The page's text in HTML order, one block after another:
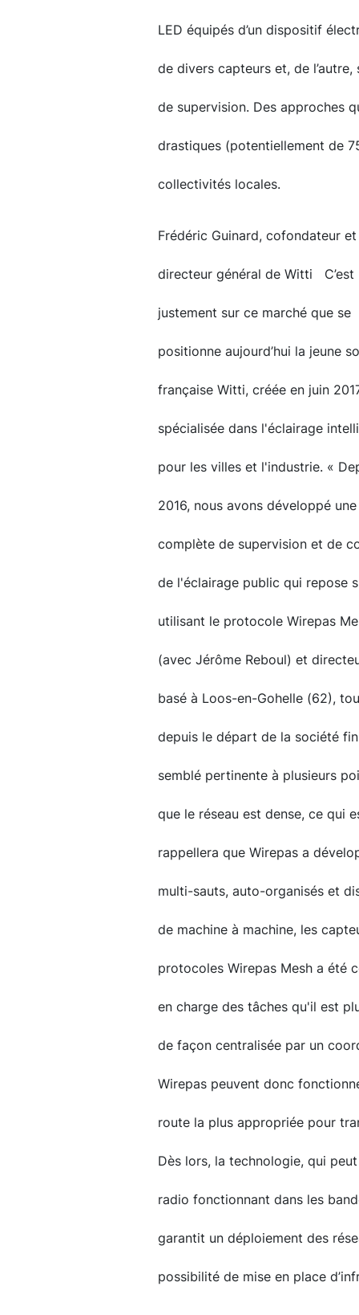
LED équipés d’un dispositif
de divers capteurs et, de
de supervision. Des approches
drastiques (potentiellement de
collectivités locales.
Frédéric Guinard, cofondateur et
directeur général de Witti C’est
justement sur ce marché que se
positionne aujourd’hui la jeune
française Witti, créée en juin
spécialisée dans l'éclairage
pour les villes et l'industrie. «
2016, nous avons développé
complète de supervision et de
de l'éclairage public qui repose
utilisant le protocole Wirepas
(avec Jérôme Reboul) et
basé à Loos-en-Gohelle (62),
depuis le départ de la société
semblé pertinente à plusieurs
que le réseau est dense, ce qui
rappellera que Wirepas a
multi-sauts, auto-organisés et
de machine à machine, les
protocoles Wirepas Mesh a été
en charge des tâches qu'il est
de façon centralisée par un
Wirepas peuvent donc
route la plus appropriée pour
Dès lors, la technologie, qui
radio fonctionnant dans les
garantit un déploiement des
possibilité de mise en place